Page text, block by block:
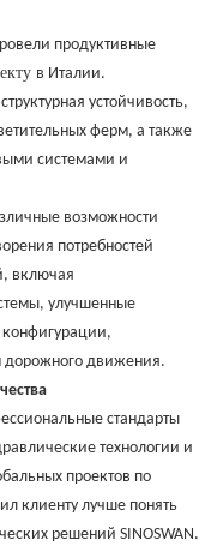
продуктивные
в Италии.
устойчивость,
ферм, а также
системами и
возможности
потребностей
включая
улучшенные
конфигурации,
дорожного движения.
стандарты
технологии и
проектов по
клиенту лучше понять
решений SINOSWAN.